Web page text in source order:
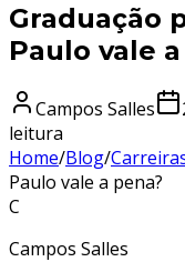
Graduação
Paulo vale
Campos Salles
leitura
Home/Blog/
Paulo vale a pena?
C
Campos Salles